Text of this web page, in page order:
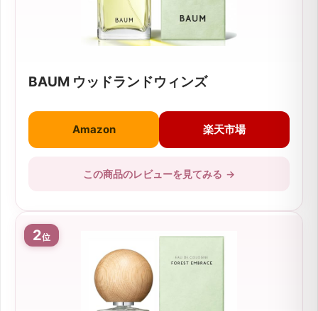
BAUM ウッドランドウィンズ
Amazon 楽天市場
この商品のレビューを見てみる →
2位